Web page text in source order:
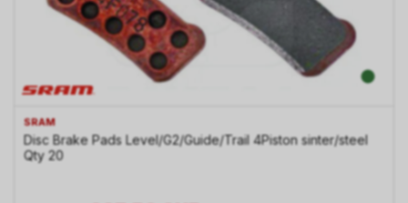
SRAM
Disc Brake Pads Level/G2/Guide/Trail 4Piston sinter/steel
Qty 20